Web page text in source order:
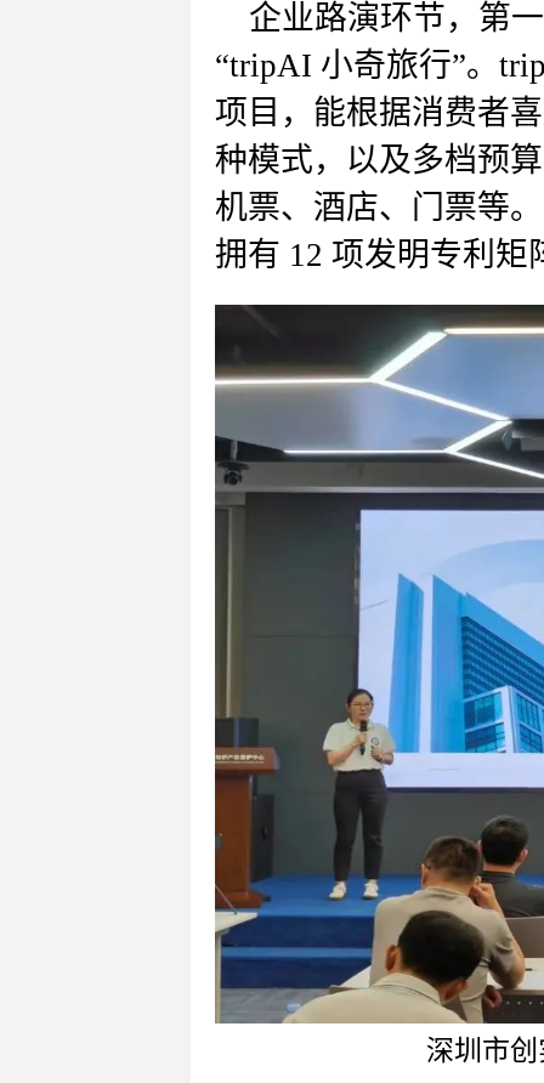
企业路演环节，第
“tripAI 小奇旅行”。
项目，能根据消费者
种模式，以及多档预
机票、酒店、门票等
拥有 12 项发明专利
深圳市